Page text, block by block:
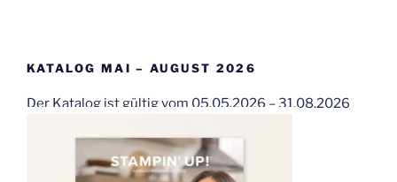
KATALOG MAI – AUGUST 2026
Der Katalog ist gültig vom 05.05.2026 – 31.08.2026